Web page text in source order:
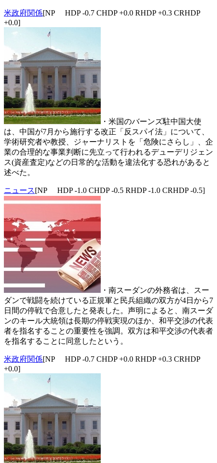
米政府関係[NP HDP -0.7 CHDP +0.0 RHDP +0.3 CRHDP
+0.0]
・米国のバーンズ駐中国大使
は、中国が7月から施行する改正「反スパイ法」について、
学術研究者や教授、ジャーナリストを「危険にさらし」、企
業の合理的な事業判断に先立って行われるデューデリジェン
ス(資産査定)などの日常的な活動を違法化する恐れがあると
述べた。
ニュース[NP HDP -1.0 CHDP -0.5 RHDP -1.0 CRHDP -0.5]
・南スーダンの外務省は、スー
ダンで戦闘を続けている正規軍と民兵組織の双方が4日から7
日間の停戦で合意したと発表した。声明によると、南スーダ
ンのキール大統領は長期の停戦実現のほか、和平交渉の代表
者を指名することの重要性を強調。双方は和平交渉の代表者
を指名することに同意したという。
米政府関係[NP HDP -0.7 CHDP +0.0 RHDP +0.3 CRHDP
+0.0]